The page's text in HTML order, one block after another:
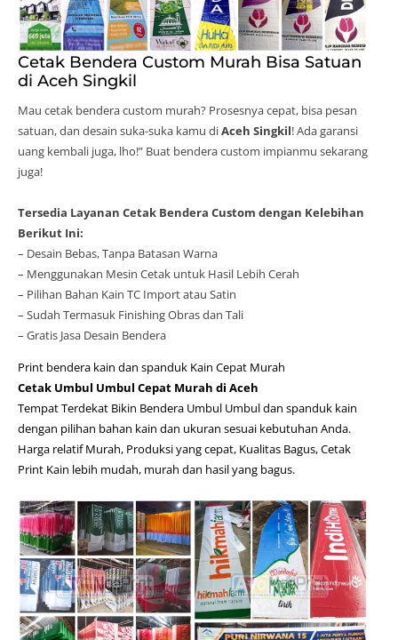
Cetak Bendera Custom Murah Bisa Satuan
di Aceh Singkil
Mau cetak bendera custom murah? Prosesnya cepat, bisa pesan
satuan, dan desain suka-suka kamu diAceh Singkil! Ada garansi
uang kembali juga, lho!” Buat bendera custom impianmu sekarang
juga!
Tersedia Layanan Cetak Bendera Custom dengan Kelebihan
Berikut Ini:
– Desain Bebas, Tanpa Batasan Warna
– Menggunakan Mesin Cetak untuk Hasil Lebih Cerah
– Pilihan Bahan Kain TC Import atau Satin
– Sudah Termasuk Finishing Obras dan Tali
– Gratis Jasa Desain Bendera
Print bendera kain dan spanduk Kain Cepat Murah
Cetak Umbul Umbul Cepat Murah di Aceh
Tempat Terdekat Bikin Bendera Umbul Umbul dan spanduk kain
dengan pilihan bahan kain dan ukuran sesuai kebutuhan Anda.
Harga relatif Murah, Produksi yang cepat, Kualitas Bagus, Cetak
Print Kain lebih mudah, murah dan hasil yang bagus.